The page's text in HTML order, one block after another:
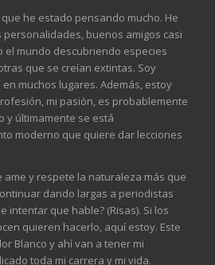
que he estado pensando mucho. He
buenos amigos casi
el mundo descubriendo especies
que se creían extintas. Soy
muchos lugares. Además, estoy
mi pasión, es probablemente
y últimamente se está
moderno que quiere dar lecciones
ame y respete la naturaleza más que
dando largas a periodistas
intentar que hable? (Risas). Si los
quieren hacerlo, aquí estoy. Este
Blanco y ahí van a tener mi
toda mi carrera y mi vida.